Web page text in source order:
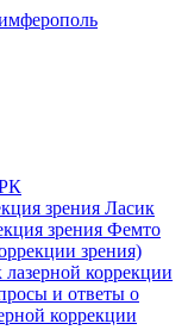
зрения Ласик
зрения Фемто
зрения)
коррекции
и ответы о
коррекции